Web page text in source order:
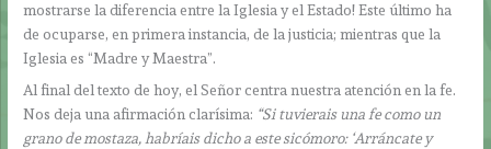
mostrarse la diferencia entre la Iglesia y el Estado! Este último ha
de ocuparse, en primera instancia, de la justicia; mientras que la
Iglesia es “Madre y Maestra”.
Al final del texto de hoy, el Señor centra nuestra atención en la fe.
Nos deja una afirmación clarísima: “Si tuvierais una fe como un
grano de mostaza, habríais dicho a este sicómoro: ‘Arráncate y